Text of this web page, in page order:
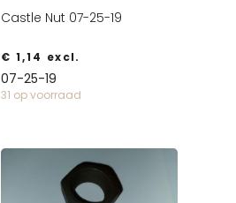
Castle Nut 07-25-19
€ 1,14 excl.
07-25-19
31 op voorraad